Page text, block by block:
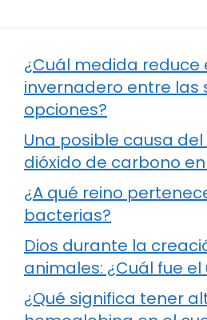
¿Cuál medida reduce
invernadero entre las
opciones?
Una posible causa
dióxido de carbono
¿A qué reino
bacterias?
Dios durante la
animales: ¿Cuál fue el
¿Qué significa tener